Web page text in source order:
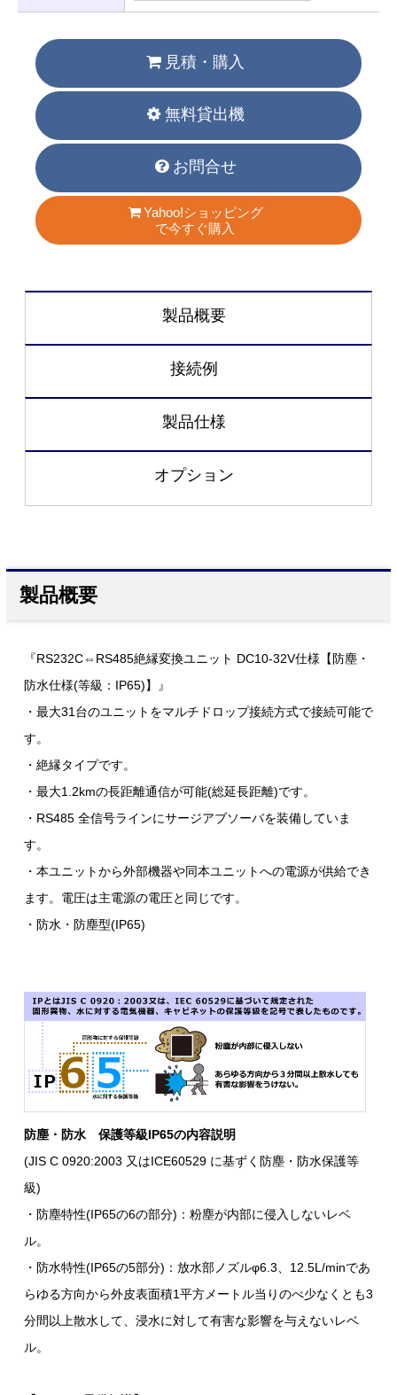
見積・購入
無料貸出機
お問合せ
Yahoo!ショッピング
で今すぐ購入
製品概要
接続例
製品仕様
オプション
製品概要
『RS232C⇔RS485絶縁変換ユニット DC10-32V仕様【防塵・
防水仕様(等級：IP65)】』
・最大31台のユニットをマルチドロップ接続方式で接続可能で
す。
・絶縁タイプです。
・最大1.2kmの長距離通信が可能(総延長距離)です。
・RS485 全信号ラインにサージアブソーバを装備していま
す。
・本ユニットから外部機器や同本ユニットへの電源が供給でき
ます。電圧は主電源の電圧と同じです。
・防水・防塵型(IP65)
防塵・防水 保護等級IP65の内容説明
(JIS C 0920:2003 又はICE60529 に基ずく防塵・防水保護等
級)
・防塵特性(IP65の6の部分)：粉塵が内部に侵入しないレベ
ル。
・防水特性(IP65の5部分)：放水部ノズルφ6.3、12.5L/minであ
らゆる方向から外皮表面積1平方メートル当りのべ少なくとも3
分間以上散水して、浸水に対して有害な影響を与えないレベ
ル。